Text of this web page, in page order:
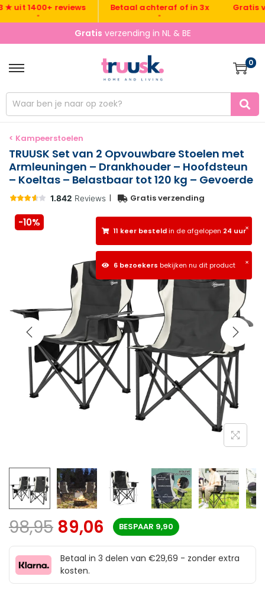
1400+ reviews Betaal achteraf of in 3x Gratis
Gratis verzending in NL & BE
0
< Kampeerstoelen
TRUUSK Set van 2 Opvouwbare Stoelen met
Armleuningen – Drankhouder – Hoofdsteun
– Koeltas – Belastbaar tot 120 kg – Gevoerde
| Gratis verzending
×
11 keer besteldin de afgelopen 24 uur
×
6 bezoekers bekijken nu dit product
-10%
98,95 89,06 BESPAAR 9,90
Betaal in 3 delen van €29,69 - zonder extra
kosten.